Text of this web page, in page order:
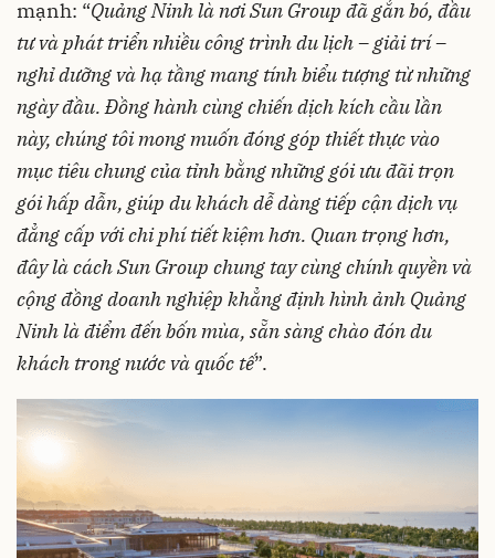
mạnh: “Quảng Ninh là nơi Sun Group đã gắn bó, đầu
tư và phát triển nhiều công trình du lịch – giải trí –
nghỉ dưỡng và hạ tầng mang tính biểu tượng từ những
ngày đầu. Đồng hành cùng chiến dịch kích cầu lần
này, chúng tôi mong muốn đóng góp thiết thực vào
mục tiêu chung của tỉnh bằng những gói ưu đãi trọn
gói hấp dẫn, giúp du khách dễ dàng tiếp cận dịch vụ
đẳng cấp với chi phí tiết kiệm hơn. Quan trọng hơn,
đây là cách Sun Group chung tay cùng chính quyền và
cộng đồng doanh nghiệp khẳng định hình ảnh Quảng
Ninh là điểm đến bốn mùa, sẵn sàng chào đón du
khách trong nước và quốc tế”.